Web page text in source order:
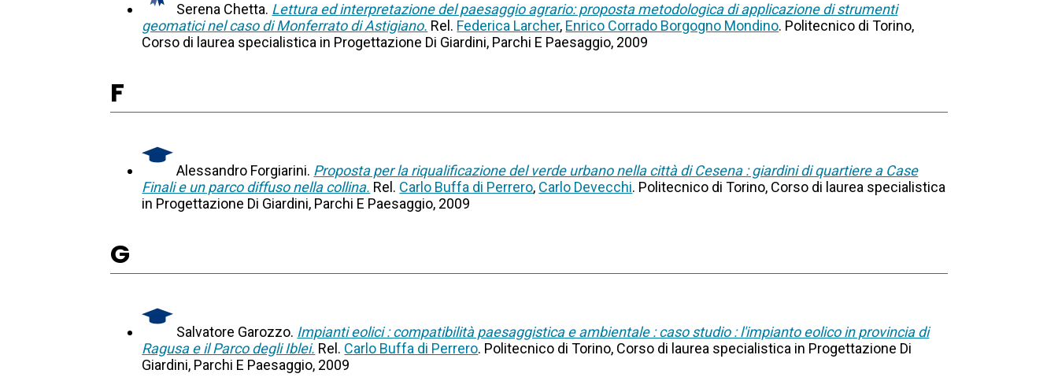
Serena Chetta. Lettura ed interpretazione del paesaggio agrario: proposta metodologica di applicazione di strumenti
geomatici nel caso di Monferrato di Astigiano. Rel. Federica Larcher, Enrico Corrado Borgogno Mondino. Politecnico di Torino,
Corso di laurea specialistica in Progettazione Di Giardini, Parchi E Paesaggio, 2009
F
Alessandro Forgiarini. Proposta per la riqualificazione del verde urbano nella città di Cesena : giardini di quartiere a Case
Finali e un parco diffuso nella collina. Rel. Carlo Buffa di Perrero, Carlo Devecchi. Politecnico di Torino, Corso di laurea specialistica
in Progettazione Di Giardini, Parchi E Paesaggio, 2009
G
Salvatore Garozzo. Impianti eolici : compatibilità paesaggistica e ambientale : caso studio : l'impianto eolico in provincia di
Ragusa e il Parco degli Iblei. Rel. Carlo Buffa di Perrero. Politecnico di Torino, Corso di laurea specialistica in Progettazione Di
Giardini, Parchi E Paesaggio, 2009